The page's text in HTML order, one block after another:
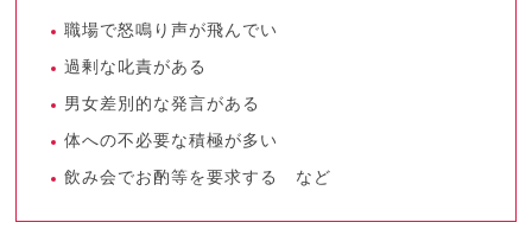
職場で怒鳴り声が飛んでい
過剰な叱責がある
男女差別的な発言がある
体への不必要な積極が多い
飲み会でお酌等を要求する など